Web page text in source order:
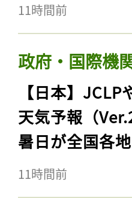
11時間前
政府・国際機
【日本】
天気予報（
暑日が全国各
11時間前